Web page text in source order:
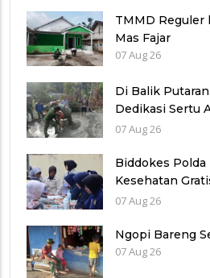
TMMD Reguler
Mas Fajar
07 Aug 26
Di Balik
Dedikasi Sertu
Jalan Berkualitas
07 Aug 26
Biddokes
Kesehatan
Purnawirawan
Berkelanjutan
07 Aug 26
Ngopi Bareng
07 Aug 26